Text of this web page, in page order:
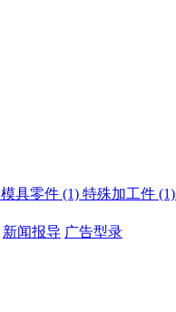
模具零件 (1) 特殊加工件 (1)
新闻报导 广告型录